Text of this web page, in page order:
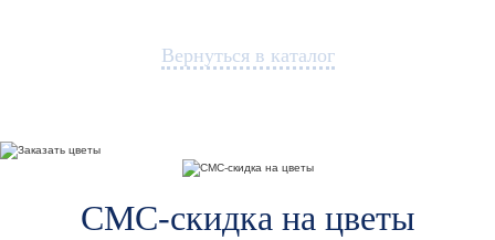
Вернуться в каталог
СМС-скидка на цветы